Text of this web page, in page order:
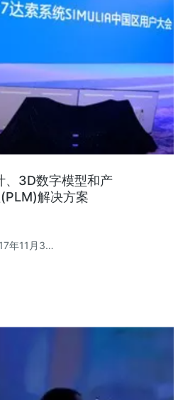
、3D数字模型和产
解决方案
年11月3…